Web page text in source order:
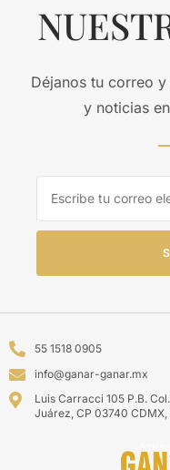
Déjanos tu correo
y noticias
55 1518 0905
info@ganar-ganar.mx
Luis Carracci 105 P.B.
Juárez, CP 03740 CDMX,